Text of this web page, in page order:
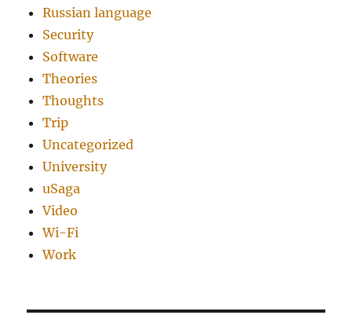
Russian language
Security
Software
Theories
Thoughts
Trip
Uncategorized
University
uSaga
Video
Wi-Fi
Work